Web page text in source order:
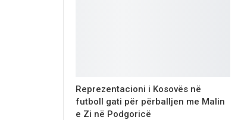
Reprezentacioni i Kosovës në
futboll gati për përballjen me Malin
e Zi në Podgoricë